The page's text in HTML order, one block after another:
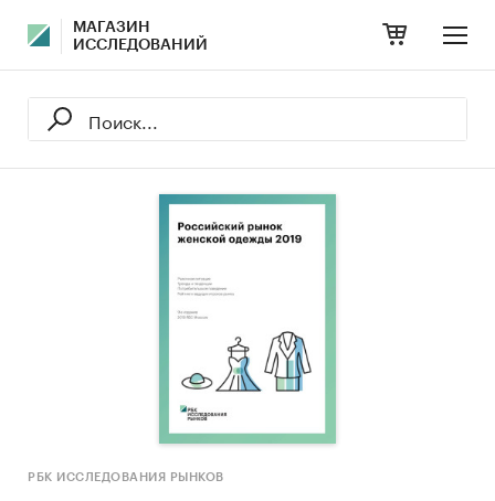
МАГАЗИН
ИССЛЕДОВАНИЙ
РБК ИССЛЕДОВАНИЯ РЫНКОВ